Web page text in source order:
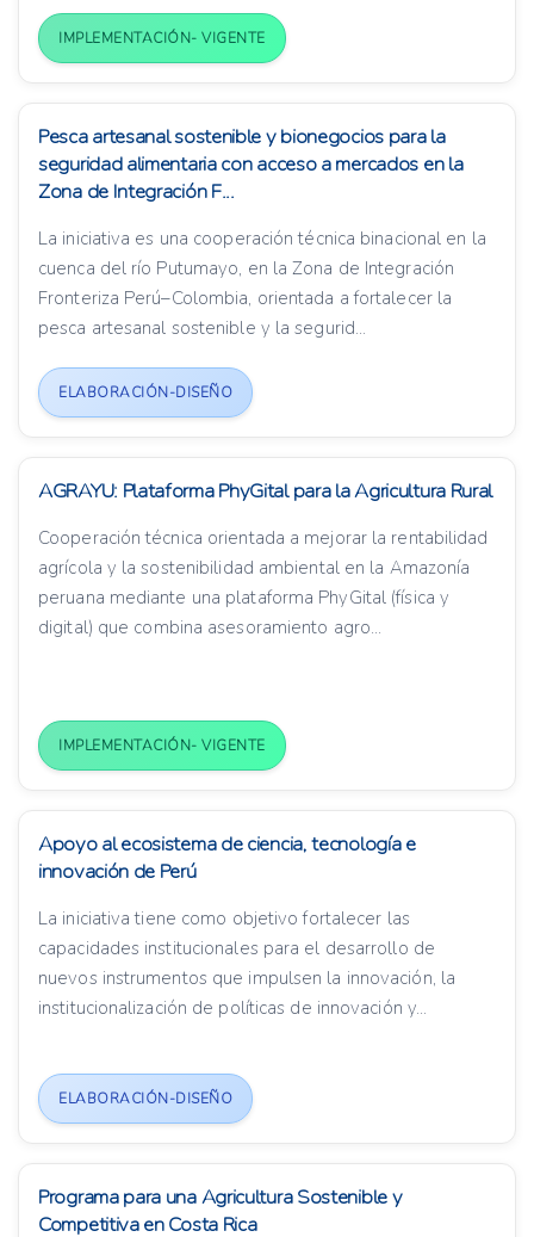
IMPLEMENTACIÓN- VIGENTE
Pesca artesanal sostenible y bionegocios para la
seguridad alimentaria con acceso a mercados en la
Zona de Integración F...
La iniciativa es una cooperación técnica binacional en la
cuenca del río Putumayo, en la Zona de Integración
Fronteriza Perú–Colombia, orientada a fortalecer la
pesca artesanal sostenible y la segurid...
ELABORACIÓN-DISEÑO
AGRAYU: Plataforma PhyGital para la Agricultura Rural
Cooperación técnica orientada a mejorar la rentabilidad
agrícola y la sostenibilidad ambiental en la Amazonía
peruana mediante una plataforma PhyGital (física y
digital) que combina asesoramiento agro...
IMPLEMENTACIÓN- VIGENTE
Apoyo al ecosistema de ciencia, tecnología e
innovación de Perú
La iniciativa tiene como objetivo fortalecer las
capacidades institucionales para el desarrollo de
nuevos instrumentos que impulsen la innovación, la
institucionalización de políticas de innovación y...
ELABORACIÓN-DISEÑO
Programa para una Agricultura Sostenible y
Competitiva en Costa Rica